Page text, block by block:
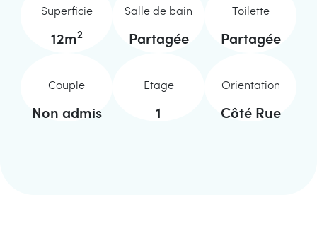
Superficie
12m2
Salle de bain
Partagée
Toilette
Partagée
Couple
Non admis
Etage
1
Orientation
Côté Rue